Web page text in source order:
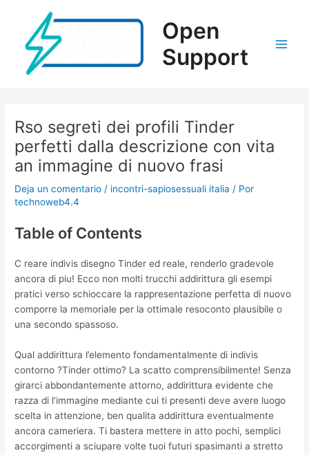
contenido
Open
Support
Rso segreti dei profili Tinder
perfetti dalla descrizione con vita
an immagine di nuovo frasi
Deja un comentario / incontri-sapiosessuali italia / Por
technoweb4.4
Table of Contents
C reare indivis disegno Tinder ed reale, renderlo gradevole
ancora di piu! Ecco non molti trucchi addirittura gli esempi
pratici verso schioccare la rappresentazione perfetta di nuovo
comporre la memoriale per la ottimale resoconto plausibile o
una secondo spassoso.
Qual addirittura l’elemento fondamentalmente di indivis
contorno ?Tinder ottimo? La scatto comprensibilmente! Senza
girarci abbondantemente attorno, addirittura evidente che
razza di l’immagine mediante cui ti presenti deve avere luogo
scelta in attenzione, ben qualita addirittura eventualmente
ancora cameriera. Ti bastera mettere in atto pochi, semplici
accorgimenti a sciupare volte tuoi futuri spasimanti a stretto